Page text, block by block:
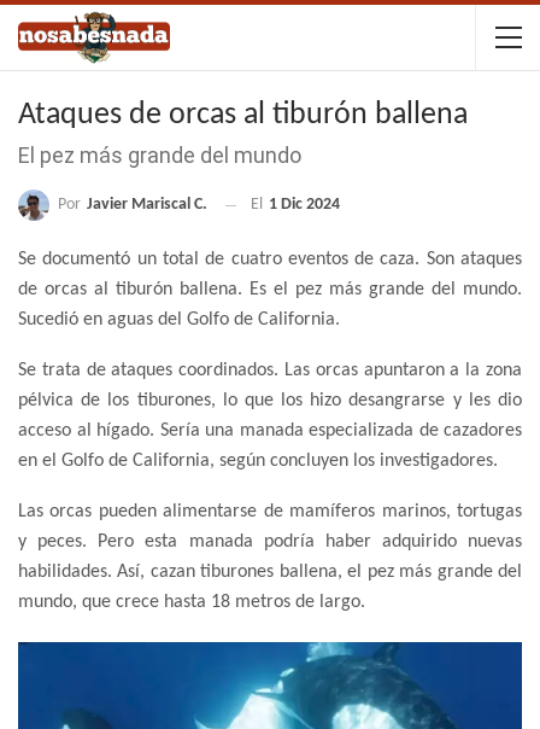
Ataques de orcas al tiburón ballena
El pez más grande del mundo
Por Javier Mariscal C. El 1 Dic 2024
Se documentó un total de cuatro eventos de caza. Son ataques
de orcas al tiburón ballena. Es el pez más grande del mundo.
Sucedió en aguas del Golfo de California.
Se trata de ataques coordinados. Las orcas apuntaron a la zona
pélvica de los tiburones, lo que los hizo desangrarse y les dio
acceso al hígado. Sería una manada especializada de cazadores
en el Golfo de California, según concluyen los investigadores.
Las orcas pueden alimentarse de mamíferos marinos, tortugas
y peces. Pero esta manada podría haber adquirido nuevas
habilidades. Así, cazan tiburones ballena, el pez más grande del
mundo, que crece hasta 18 metros de largo.